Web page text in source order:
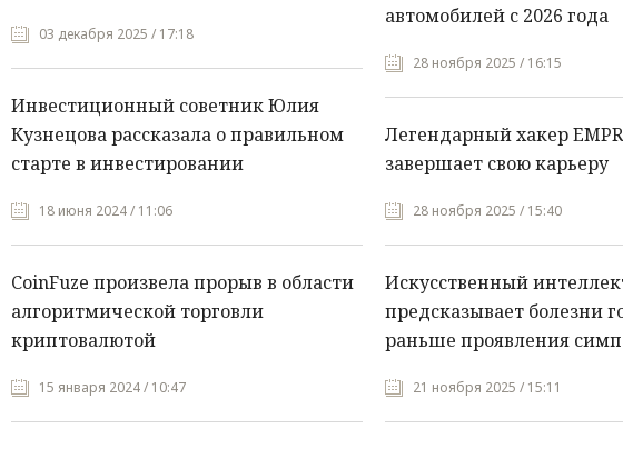
03 декабря 2025 / 17:18
Инвестиционный советник Юлия
Кузнецова рассказала о правильном
старте в инвестировании
18 июня 2024 / 11:06
CoinFuze произвела прорыв в области
алгоритмической торговли
криптовалютой
15 января 2024 / 10:47
автомобилей с 2026 года
28 ноября 2025 / 16:15
Легендарный хакер
завершает свою карьеру
28 ноября 2025 / 15:40
Искусственный
предсказывает болезни
раньше проявления
21 ноября 2025 / 15:11